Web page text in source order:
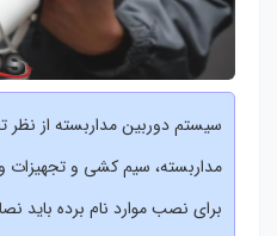
سیستم دوربین مداربسته از نظر
مداربسته، سیم کشی و تجهیزات
برای نصب موارد نام برده باید